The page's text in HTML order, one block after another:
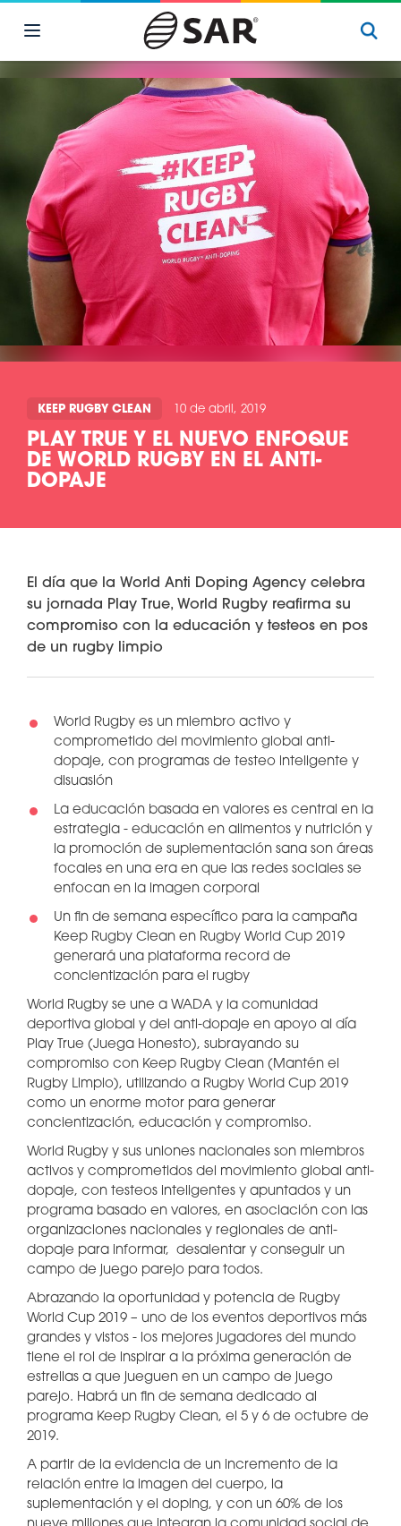
KEEP RUGBY CLEAN 10 de abril, 2019
PLAY TRUE Y EL NUEVO ENFOQUE
DE WORLD RUGBY EN EL ANTI-
DOPAJE
El día que la World Anti Doping Agency celebra
su jornada Play True, World Rugby reafirma su
compromiso con la educación y testeos en pos
de un rugby limpio
World Rugby es un miembro activo y
comprometido del movimiento global anti-
dopaje, con programas de testeo inteligente y
disuasión
La educación basada en valores es central en la
estrategia - educación en alimentos y nutrición y
la promoción de suplementación sana son áreas
focales en una era en que las redes sociales se
enfocan en la imagen corporal
Un fin de semana específico para la campaña
Keep Rugby Clean en Rugby World Cup 2019
generará una plataforma record de
concientización para el rugby
World Rugby se une a WADA y la comunidad
deportiva global y del anti-dopaje en apoyo al día
Play True (Juega Honesto), subrayando su
compromiso con Keep Rugby Clean (Mantén el
Rugby Limpio), utilizando a Rugby World Cup 2019
como un enorme motor para generar
concientización, educación y compromiso.
World Rugby y sus uniones nacionales son miembros
activos y comprometidos del movimiento global anti-
dopaje, con testeos inteligentes y apuntados y un
programa basado en valores, en asociación con las
organizaciones nacionales y regionales de anti-
dopaje para informar, desalentar y conseguir un
campo de juego parejo para todos.
Abrazando la oportunidad y potencia de Rugby
World Cup 2019 – uno de los eventos deportivos más
grandes y vistos - los mejores jugadores del mundo
tiene el rol de inspirar a la próxima generación de
estrellas a que jueguen en un campo de juego
parejo. Habrá un fin de semana dedicado al
programa Keep Rugby Clean, el 5 y 6 de octubre de
2019.
A partir de la evidencia de un incremento de la
relación entre la imagen del cuerpo, la
suplementación y el doping, y con un 60% de los